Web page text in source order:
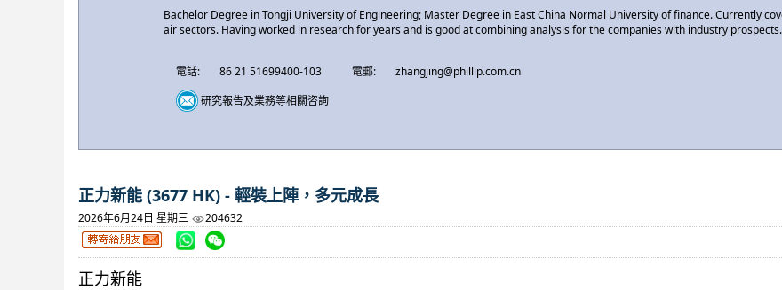
Bachelor Degree in Tongji University of Engineering; Master Degree in East China Normal University of finance. Currently
air sectors. Having worked in research for years and is good at combining analysis for the companies with industry prospects.
電話: 86 21 51699400-103 電郵:
zhangjing@phillip.com.cn
研究報告及業務等相關咨詢
正力新能 (3677 HK) - 輕裝上陣，多元成長
2026年6月24日 星期三 204632
正力新能